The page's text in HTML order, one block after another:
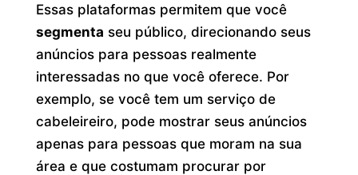
Essas plataformas permitem que você
segmenta seu público, direcionando seus
anúncios para pessoas realmente
interessadas no que você oferece. Por
exemplo, se você tem um serviço de
cabeleireiro, pode mostrar seus anúncios
apenas para pessoas que moram na sua
área e que costumam procurar por